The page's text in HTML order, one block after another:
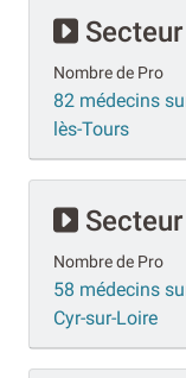
Nombre de Pro
82 médecins
lès-Tours
Nombre de Pro
58 médecins
Cyr-sur-Loire